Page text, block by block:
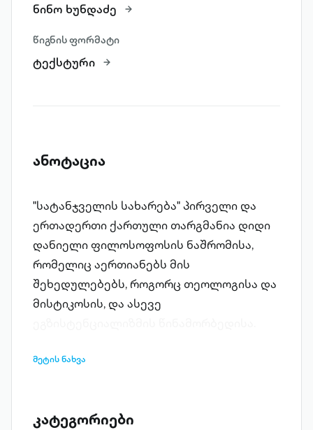
ნინო ხუნდაძე
წიგნის ფორმატი
ტექსტური
ანოტაცია
"სატანჯველის სახარება" პირველი და
ერთადერთი ქართული თარგმანია დიდი
დანიელი ფილოსოფოსის ნაშრომისა,
რომელიც აერთიანებს მის
შეხედულებებს, როგორც თეოლოგისა და
მისტიკოსის, და ასევე
მეტის ნახვა
კატეგორიები